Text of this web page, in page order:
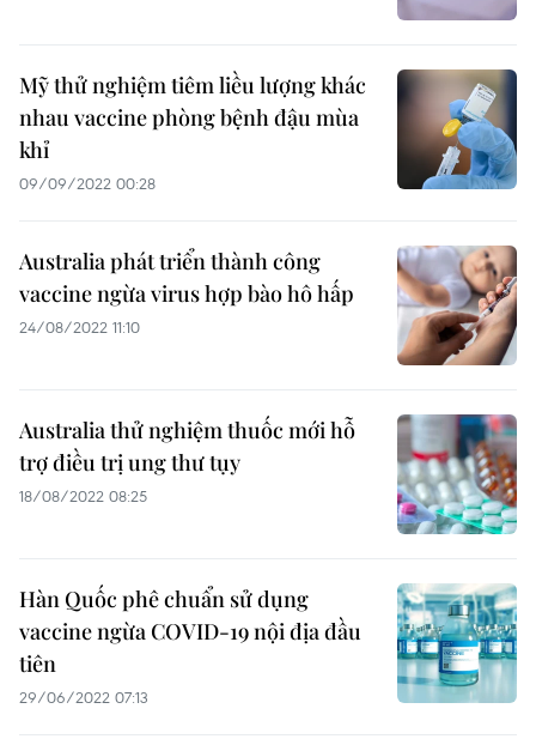
Mỹ thử nghiệm tiêm liều lượng khác
nhau vaccine phòng bệnh đậu mùa
khỉ
09/09/2022 00:28
Australia phát triển thành công
vaccine ngừa virus hợp bào hô hấp
24/08/2022 11:10
Australia thử nghiệm thuốc mới hỗ
trợ điều trị ung thư tụy
18/08/2022 08:25
Hàn Quốc phê chuẩn sử dụng
vaccine ngừa COVID-19 nội địa đầu
tiên
29/06/2022 07:13